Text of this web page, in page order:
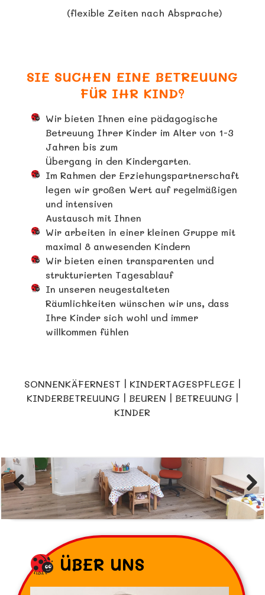
(flexible Zeiten nach Absprache)
SIE SUCHEN EINE BETREUUNG
FÜR IHR KIND?
Wir bieten Ihnen eine pädagogische
Betreuung Ihrer Kinder im Alter von 1-3
Jahren bis zum
Übergang in den Kindergarten.
Im Rahmen der Erziehungspartnerschaft
legen wir großen Wert auf regelmäßigen
und intensiven
Austausch mit Ihnen
Wir arbeiten in einer kleinen Gruppe mit
maximal 8 anwesenden Kindern
Wir bieten einen transparenten und
strukturierten Tagesablauf
In unseren neugestalteten
Räumlichkeiten wünschen wir uns, dass
Ihre Kinder sich wohl und immer
willkommen fühlen
SONNENKÄFERNEST | KINDERTAGESPFLEGE |
KINDERBETREUUNG | BEUREN | BETREUUNG |
KINDER
ÜBER UNS